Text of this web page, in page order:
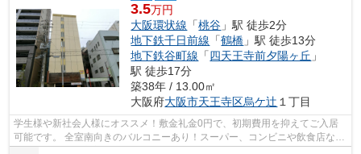
3.5万円
大阪環状線 「桃谷 」駅 徒歩2分
地下鉄千日前線 「鶴橋 」駅 徒歩13分
地下鉄谷町線 「四天王寺前夕陽ヶ丘 」
駅 徒歩17分
築38年 / 13.00㎡
大阪府大阪市天王寺区烏ケ辻 １丁目
学生様や新社会人様にオススメ！敷金礼金0円で、初期費用を抑えてご入居
可能です。 全室南向きのバルコニーあり！スーパー、コンビニや飲食店な